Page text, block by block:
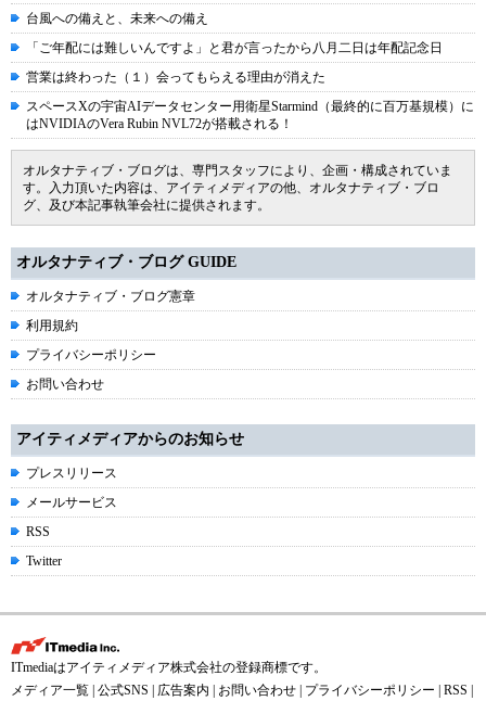
台風への備えと、未来への備え
「ご年配には難しいんですよ」と君が言ったから八月二日は年配記念日
営業は終わった（１）会ってもらえる理由が消えた
スペースXの宇宙AIデータセンター用衛星Starmind（最終的に百万基規模）に
はNVIDIAのVera Rubin NVL72が搭載される！
オルタナティブ・ブログは、専門スタッフにより、企画・構成されていま
す。入力頂いた内容は、アイティメディアの他、オルタナティブ・ブロ
グ、及び本記事執筆会社に提供されます。
オルタナティブ・ブログ GUIDE
オルタナティブ・ブログ憲章
利用規約
プライバシーポリシー
お問い合わせ
アイティメディアからのお知らせ
プレスリリース
メールサービス
RSS
Twitter
ITmediaはアイティメディア株式会社の登録商標です。
メディア一覧 公式SNS 広告案内 お問い合わせ プライバシーポリシー RSS